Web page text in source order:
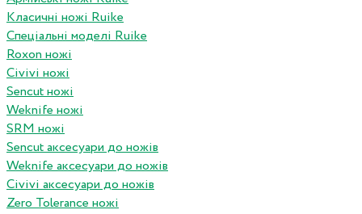
Класичні ножі Ruike
Спеціальні моделі Ruike
Roxon ножi
Civivi ножі
Sencut ножі
Weknife ножі
SRM ножі
Sencut аксесуари до ножів
Weknife аксесуари до ножів
Civivi аксесуари до ножів
Zero Tolerance ножі